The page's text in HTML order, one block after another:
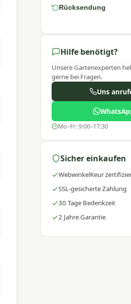
Rücksendung
Hilfe benötigt?
Unsere Gartenexperten
gerne bei Fragen.
Uns
Mo–Fr: 9:00–17:30
Sicher einkaufen
WebwinkelKeur
SSL-gesicherte Zahlung
30 Tage Bedenkzeit
2 Jahre Garantie